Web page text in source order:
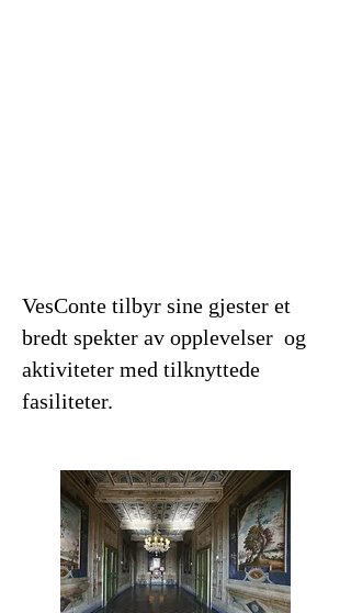
VesConte tilbyr sine gjester et
bredt spekter av opplevelser og
aktiviteter med tilknyttede
fasiliteter.